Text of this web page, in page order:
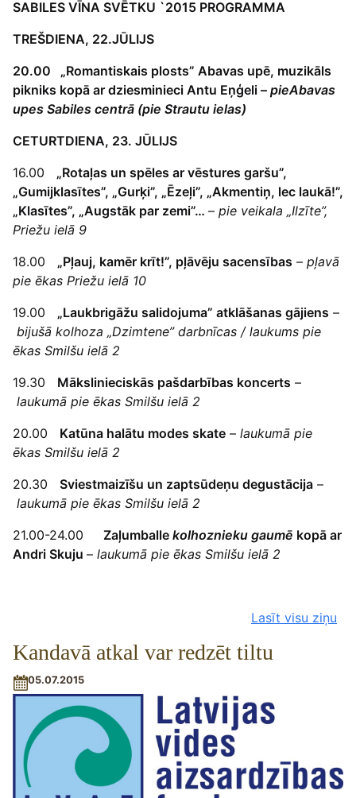
SABILES VĪNA SVĒTKU `2015 PROGRAMMA
TREŠDIENA, 22.JŪLIJS
20.00 „Romantiskais plosts” Abavas upē, muzikāls
pikniks kopā ar dziesminieci Antu Eņģeli – pieAbavas
upes Sabiles centrā (pie Strautu ielas)
CETURTDIENA, 23. JŪLIJS
16.00 „Rotaļas un spēles ar vēstures garšu”,
„Gumijklasītes”, „Gurķi”, „Ēzeļi”, „Akmentiņ, lec laukā!”,
„Klasītes”, „Augstāk par zemi”… – pie veikala „Ilzīte”,
Priežu ielā 9
18.00 „Pļauj, kamēr krīt!”, pļāvēju sacensības – pļavā
pie ēkas Priežu ielā 10
19.00 „Laukbrigāžu salidojuma” atklāšanas gājiens –
bijušā kolhoza „Dzimtene” darbnīcas / laukums pie
ēkas Smilšu ielā 2
19.30 Mākslinieciskās pašdarbības koncerts –
laukumā pie ēkas Smilšu ielā 2
20.00 Katūna halātu modes skate – laukumā pie
ēkas Smilšu ielā 2
20.30 Sviestmaizīšu un zaptsūdeņu degustācija –
laukumā pie ēkas Smilšu ielā 2
21.00-24.00 Zaļumballe kolhoznieku gaumē kopā ar
Andri Skuju – laukumā pie ēkas Smilšu ielā 2
Lasīt visu ziņu
Kandavā atkal var redzēt tiltu
05.07.2015